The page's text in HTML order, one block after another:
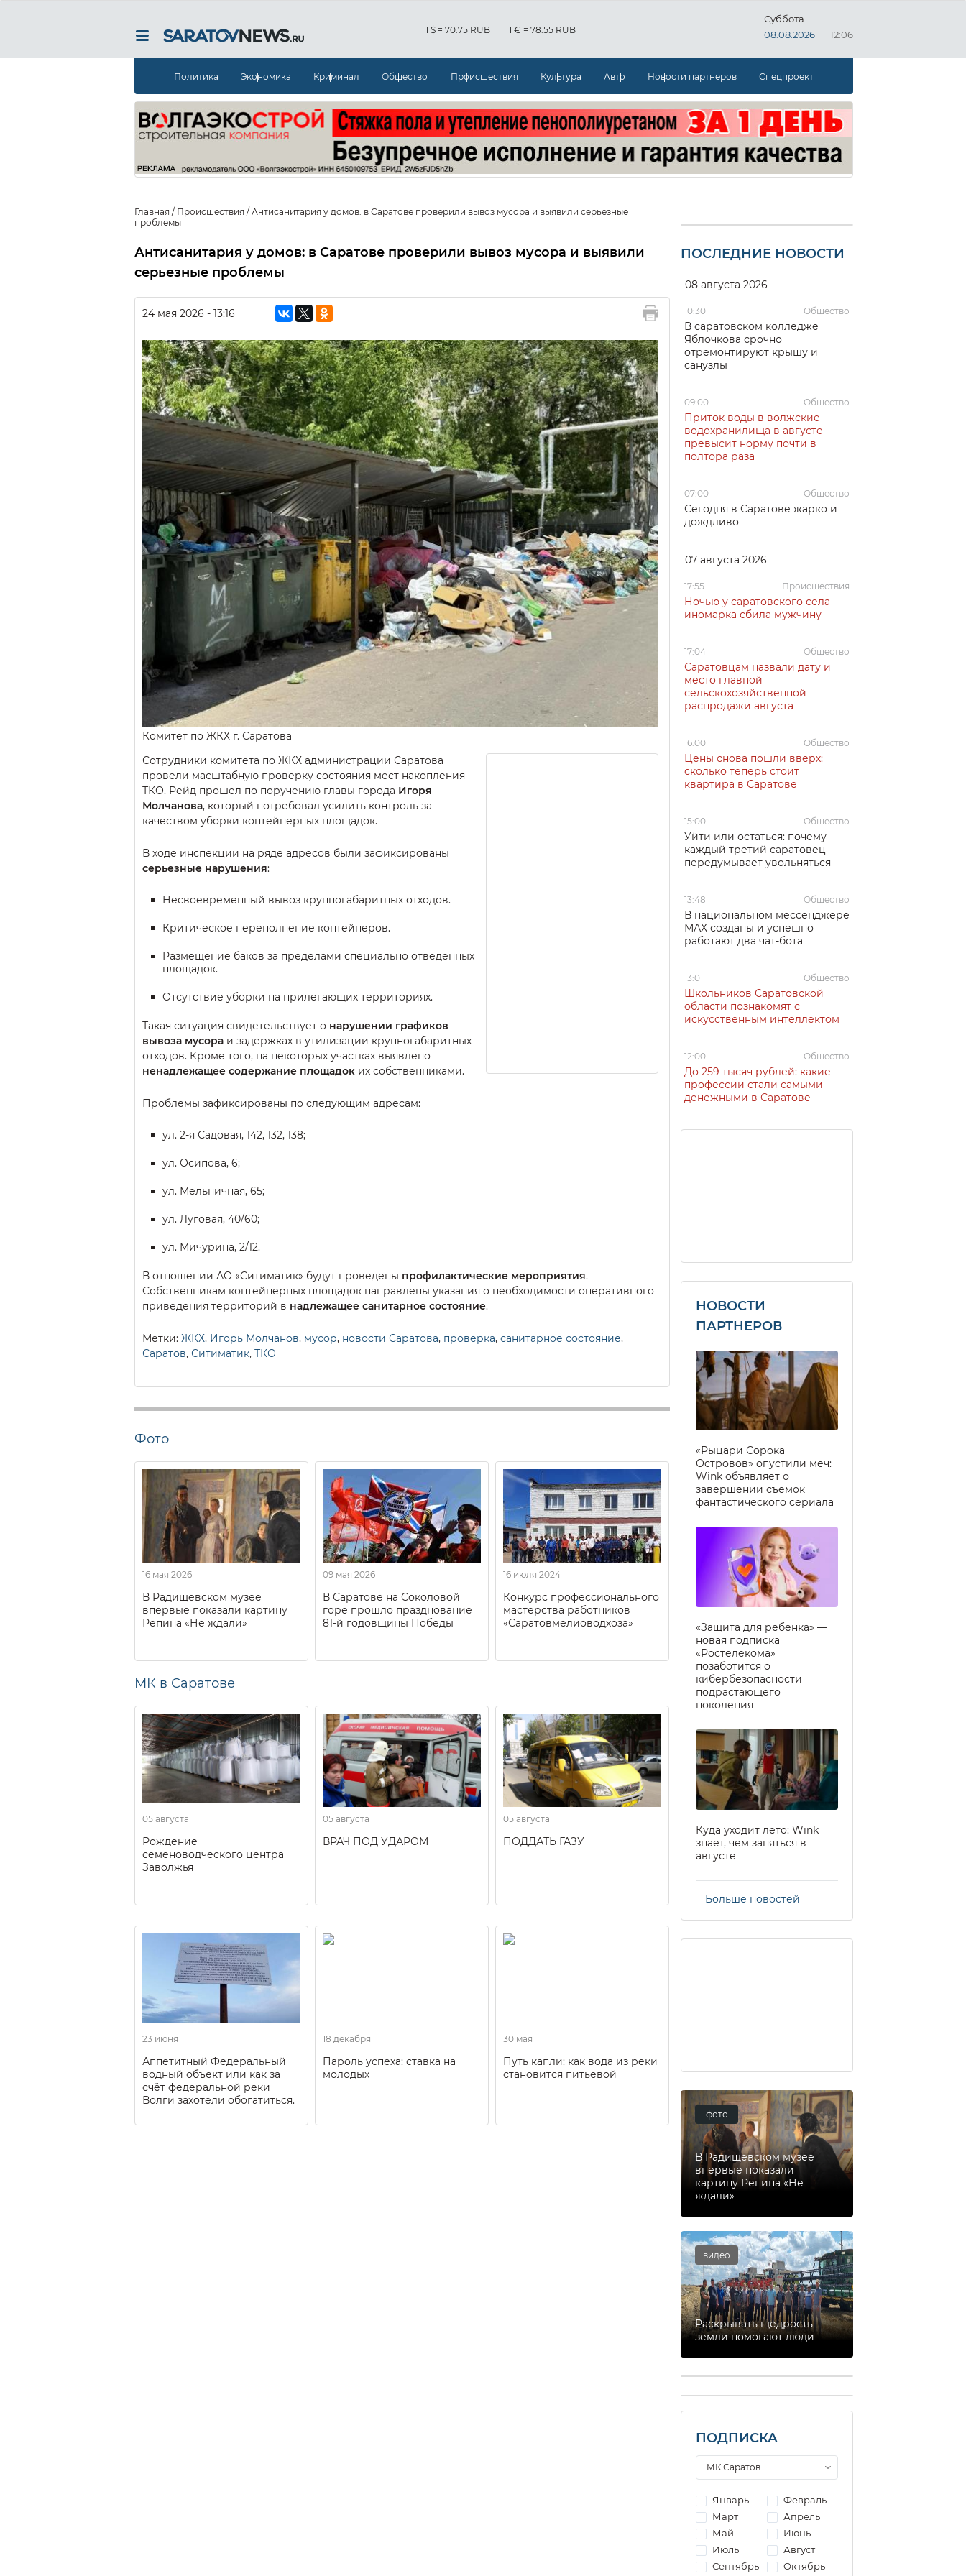
1 $ = 70.75 RUB 1 € = 78.55 RUB
Суббота
08.08.2026
12:06
Политика Экономика Криминал Общество Происшествия Культура Авто Новости партнеров Спецпроект
Главная / Происшествия / Антисанитария у домов: в Саратове проверили вывоз мусора и выявили серьезные
проблемы
Антисанитария у домов: в Саратове проверили вывоз мусора и выявили
серьезные проблемы
24 мая 2026 - 13:16
Комитет по ЖКХ г. Саратова
Сотрудники комитета по ЖКХ администрации Саратова
провели масштабную проверку состояния мест накопления
ТКО. Рейд прошел по поручению главы города Игоря
Молчанова, который потребовал усилить контроль за
качеством уборки контейнерных площадок.
В ходе инспекции на ряде адресов были зафиксированы
серьезные нарушения:
Несвоевременный вывоз крупногабаритных отходов.
Критическое переполнение контейнеров.
Размещение баков за пределами специально отведенных
площадок.
Отсутствие уборки на прилегающих территориях.
Такая ситуация свидетельствует о нарушении графиков
вывоза мусора и задержках в утилизации крупногабаритных
отходов. Кроме того, на некоторых участках выявлено
ненадлежащее содержание площадок их собственниками.
Проблемы зафиксированы по следующим адресам:
ул. 2-я Садовая, 142, 132, 138;
ул. Осипова, 6;
ул. Мельничная, 65;
ул. Луговая, 40/60;
ул. Мичурина, 2/12.
В отношении АО «Ситиматик» будут проведены профилактические мероприятия.
Собственникам контейнерных площадок направлены указания о необходимости оперативного
приведения территорий в надлежащее санитарное состояние.
Метки: ЖКХ, Игорь Молчанов, мусор, новости Саратова, проверка, санитарное состояние,
Саратов, Ситиматик, ТКО
Фото
16 мая 2026
В Радищевском музее
впервые показали картину
Репина «Не ждали»
09 мая 2026
В Саратове на Соколовой
горе прошло празднование
81-й годовщины Победы
16 июля 2024
Конкурс профессионального
мастерства работников
«Саратовмелиоводхоза»
МК в Саратове
05 августа
Рождение
семеноводческого центра
Заволжья
05 августа
ВРАЧ ПОД УДАРОМ
05 августа
ПОДДАТЬ ГАЗУ
23 июня
Аппетитный Федеральный
водный объект или как за
счёт федеральной реки
Волги захотели обогатиться.
18 декабря
Пароль успеха: ставка на
молодых
30 мая
Путь капли: как вода из реки
становится питьевой
ПОСЛЕДНИЕ НОВОСТИ
08 августа 2026
10:30 Общество
В саратовском колледже
Яблочкова срочно
отремонтируют крышу и
санузлы
09:00 Общество
Приток воды в волжские
водохранилища в августе
превысит норму почти в
полтора раза
07:00 Общество
Сегодня в Саратове жарко и
дождливо
07 августа 2026
17:55 Происшествия
Ночью у саратовского села
иномарка сбила мужчину
17:04 Общество
Саратовцам назвали дату и
место главной
сельскохозяйственной
распродажи августа
16:00 Общество
Цены снова пошли вверх:
сколько теперь стоит
квартира в Саратове
15:00 Общество
Уйти или остаться: почему
каждый третий саратовец
передумывает увольняться
13:48 Общество
В национальном мессенджере
МАХ созданы и успешно
работают два чат-бота
13:01 Общество
Школьников Саратовской
области познакомят с
искусственным интеллектом
12:00 Общество
До 259 тысяч рублей: какие
профессии стали самыми
денежными в Саратове
НОВОСТИ
ПАРТНЕРОВ
«Рыцари Сорока
Островов» опустили меч:
Wink объявляет о
завершении съемок
фантастического сериала
«Защита для ребенка» —
новая подписка
«Ростелекома»
позаботится о
кибербезопасности
подрастающего
поколения
Куда уходит лето: Wink
знает, чем заняться в
августе
Больше новостей
фото
В Радищевском музее
впервые показали
картину Репина «Не
ждали»
видео
Раскрывать щедрость
земли помогают люди
ПОДПИСКА
Январь
Февраль
Март
Апрель
Май
Июнь
Июль
Август
Сентябрь
Октябрь